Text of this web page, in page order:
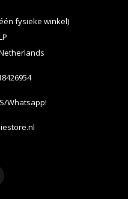
fysieke winkel)
Whatsapp!